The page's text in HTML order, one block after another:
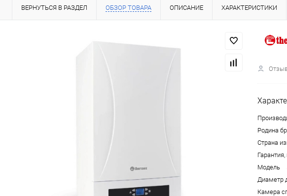
ВЕРНУТЬСЯ В РАЗДЕЛ ОБЗОР ТОВАРА ОПИСАНИЕ ХАРАКТЕРИСТИКИ
Родина
Страна
Модель
Диаметр
Камера